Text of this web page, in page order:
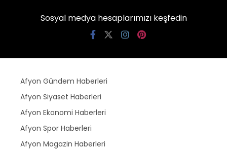
Sosyal medya hesaplarımızı keşfedin
Afyon Gündem Haberleri
Afyon Siyaset Haberleri
Afyon Ekonomi Haberleri
Afyon Spor Haberleri
Afyon Magazin Haberleri